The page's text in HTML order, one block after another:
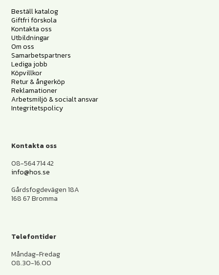
Beställ katalog
Giftfri förskola
Kontakta oss
Utbildningar
Om oss
Samarbetspartners
Lediga jobb
Köpvillkor
Retur & ångerköp
Reklamationer
Arbetsmiljö & socialt ansvar
Integritetspolicy
Kontakta oss
08-564 714 42
info@hos.se
Gårdsfogdevägen 18A
168 67 Bromma
Telefontider
Måndag-Fredag
08.30-16.00